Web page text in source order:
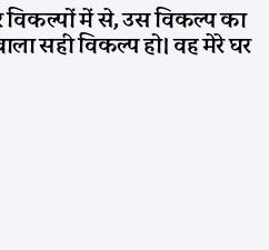
विकल्पों में से, उस विकल्प का
सही विकल्प हो। वह मेरे घर